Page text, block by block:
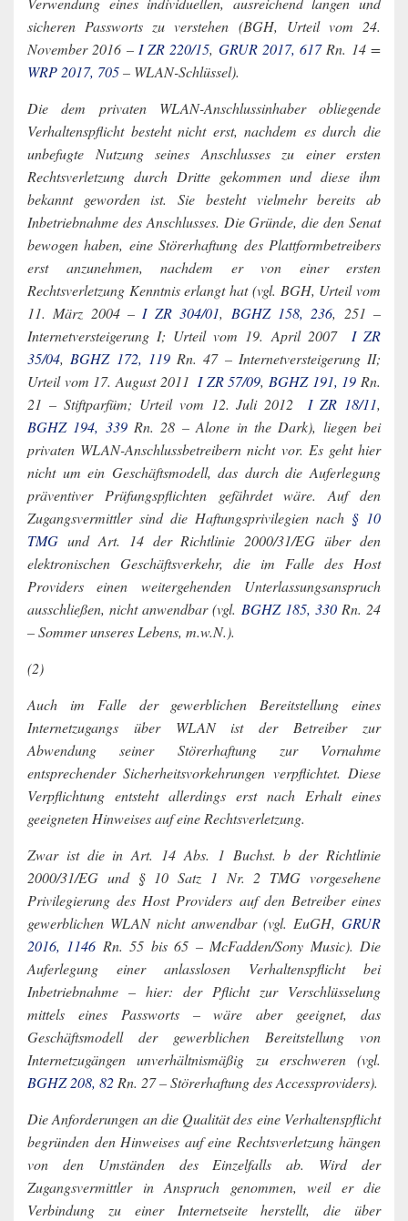
sicheren Passworts zu verstehen (BGH, Urteil vom 24.
November 2016 – I ZR 220/15, GRUR 2017, 617Rn. 14 =
WRP 2017, 705– WLAN-Schlüssel).
Die dem privaten WLAN-Anschlussinhaber obliegende
Verhaltenspflicht besteht nicht erst, nachdem es durch die
unbefugte Nutzung seines Anschlusses zu einer ersten
Rechtsverletzung durch Dritte gekommen und diese ihm
bekannt geworden ist. Sie besteht vielmehr bereits ab
Inbetriebnahme des Anschlusses. Die Gründe, die den Senat
bewogen haben, eine Störerhaftung des Plattformbetreibers
erst anzunehmen, nachdem er von einer ersten
Rechtsverletzung Kenntnis erlangt hat (vgl. BGH, Urteil vom
11. März 2004 – I ZR 304/01, BGHZ 158, 236, 251 –
Internetversteigerung I; Urteil vom 19. April 2007 ­ I ZR
35/04, BGHZ 172, 119Rn. 47 – Internetversteigerung II;
Urteil vom 17. August 2011 ­ I ZR 57/09, BGHZ 191, 19 Rn.
21 – Stiftparfüm; Urteil vom 12. Juli 2012 ­ I ZR 18/11,
BGHZ 194, 339Rn. 28 – Alone in the Dark), liegen bei
privaten WLAN-Anschlussbetreibern nicht vor. Es geht hier
nicht um ein Geschäftsmodell, das durch die Auferlegung
präventiver Prüfungspflichten gefährdet wäre. Auf den
Zugangsvermittler sind die Haftungsprivilegien nach § 10
TMG und Art. 14 der Richtlinie 2000/31/EG über den
elektronischen Geschäftsverkehr, die im Falle des Host
Providers einen weitergehenden Unterlassungsanspruch
ausschließen, nicht anwendbar (vgl. BGHZ 185, 330Rn. 24
– Sommer unseres Lebens, m.w.N.).
(2)
Auch im Falle der gewerblichen Bereitstellung eines
Internetzugangs über WLAN ist der Betreiber zur
Abwendung seiner Störerhaftung zur Vornahme
entsprechender Sicherheitsvorkehrungen verpflichtet. Diese
Verpflichtung entsteht allerdings erst nach Erhalt eines
geeigneten Hinweises auf eine Rechtsverletzung.
Zwar ist die in Art. 14 Abs. 1 Buchst. b der Richtlinie
2000/31/EG und § 10 Satz 1 Nr. 2 TMG vorgesehene
Privilegierung des Host Providers auf den Betreiber eines
gewerblichen WLAN nicht anwendbar (vgl. EuGH, GRUR
2016, 1146Rn. 55 bis 65 – McFadden/Sony Music). Die
Auferlegung einer anlasslosen Verhaltenspflicht bei
Inbetriebnahme – hier: der Pflicht zur Verschlüsselung
mittels eines Passworts – wäre aber geeignet, das
Geschäftsmodell der gewerblichen Bereitstellung von
Internetzugängen unverhältnismäßig zu erschweren (vgl.
BGHZ 208, 82 Rn. 27 – Störerhaftung des Accessproviders).
Die Anforderungen an die Qualität des eine Verhaltenspflicht
begründen den Hinweises auf eine Rechtsverletzung hängen
von den Umständen des Einzelfalls ab. Wird der
Zugangsvermittler in Anspruch genommen, weil er die
Verbindung zu einer Internetseite herstellt, die über